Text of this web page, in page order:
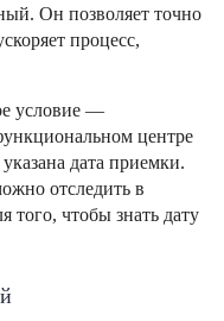
Он позволяет точно
процесс,
условие —
центре
дата приемки.
отследить в
того, чтобы знать дату